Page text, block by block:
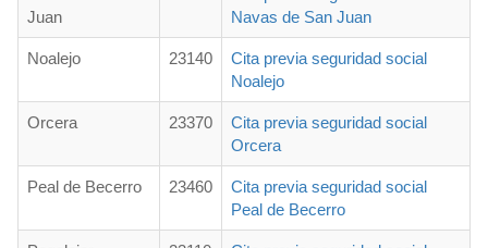
Juan
Navas de San Juan
Noalejo 23140
Cita previa seguridad social
Noalejo
Orcera 23370
Cita previa seguridad social
Orcera
Peal de Becerro 23460
Cita previa seguridad social
Peal de Becerro